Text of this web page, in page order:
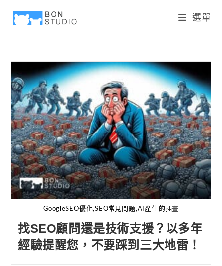
選單
GoogleSEO優化,SEO常見問題,AI產生的插畫
找SEO顧問還是技術支援？以多年
經驗提醒您，不要踩到三大地雷！